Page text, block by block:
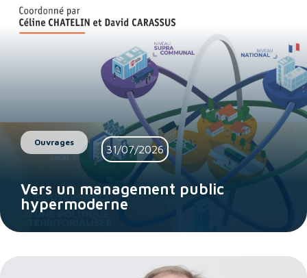
Ouvrages
31/07/2026
Vers un management public
hypermoderne